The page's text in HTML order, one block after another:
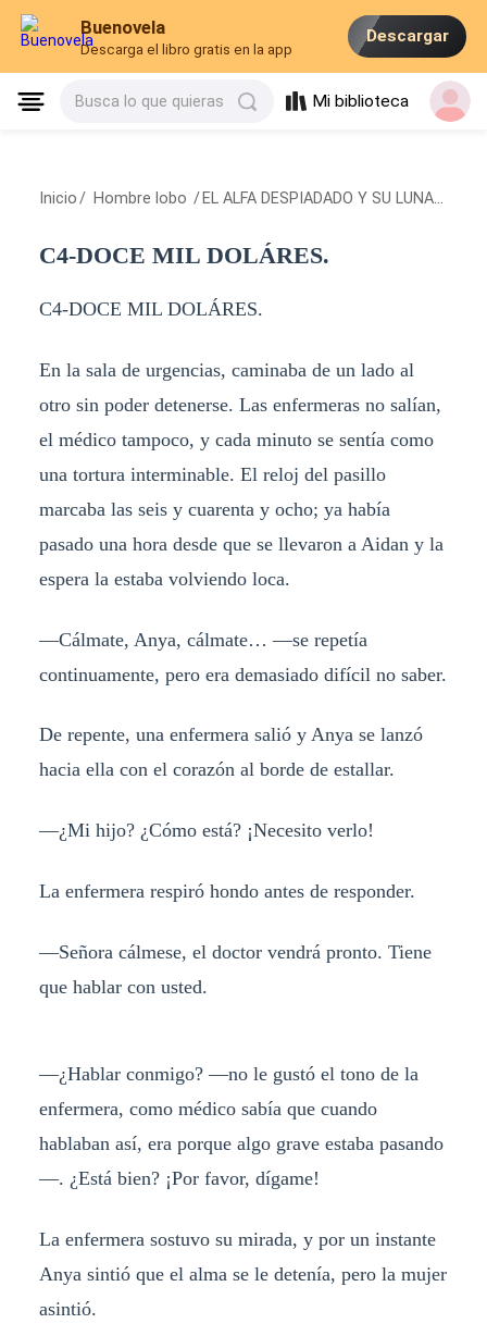
Buenovela
Descarga el libro gratis en la app
Descargar
Busca lo que quieras Mi biblioteca
Inicio / Hombre lobo / EL ALFA DESPIADADO Y SU LUNA FALSA.
C4-DOCE MIL DOLÁRES.
C4-DOCE MIL DOLÁRES.
En la sala de urgencias, caminaba de un lado al
otro sin poder detenerse. Las enfermeras no salían,
el médico tampoco, y cada minuto se sentía como
una tortura interminable. El reloj del pasillo
marcaba las seis y cuarenta y ocho; ya había
pasado una hora desde que se llevaron a Aidan y la
espera la estaba volviendo loca.
—Cálmate, Anya, cálmate… —se repetía
continuamente, pero era demasiado difícil no saber.
De repente, una enfermera salió y Anya se lanzó
hacia ella con el corazón al borde de estallar.
—¿Mi hijo? ¿Cómo está? ¡Necesito verlo!
La enfermera respiró hondo antes de responder.
—Señora cálmese, el doctor vendrá pronto. Tiene
que hablar con usted.
—¿Hablar conmigo? —no le gustó el tono de la
enfermera, como médico sabía que cuando
hablaban así, era porque algo grave estaba pasando
—. ¿Está bien? ¡Por favor, dígame!
La enfermera sostuvo su mirada, y por un instante
Anya sintió que el alma se le detenía, pero la mujer
asintió.